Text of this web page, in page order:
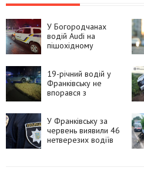
У Богородчанах
водій Audi на
пішохідному
19-річний водій у
Франківську не
впорався з
У Франківську за
червень виявили 46
нетверезих водіїв